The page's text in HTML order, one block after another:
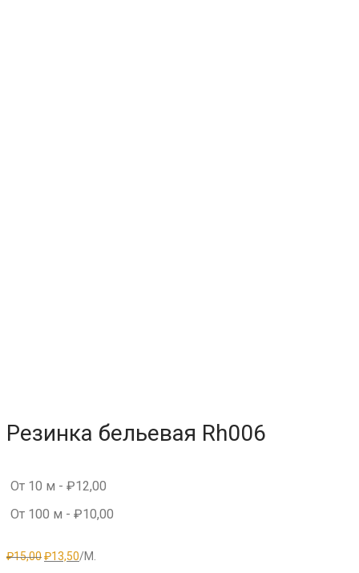
Резинка бельевая Rh006
От 10 м - ₽12,00
От 100 м - ₽10,00
₽15,00Первоначальная
₽13,50Текущая
/М.